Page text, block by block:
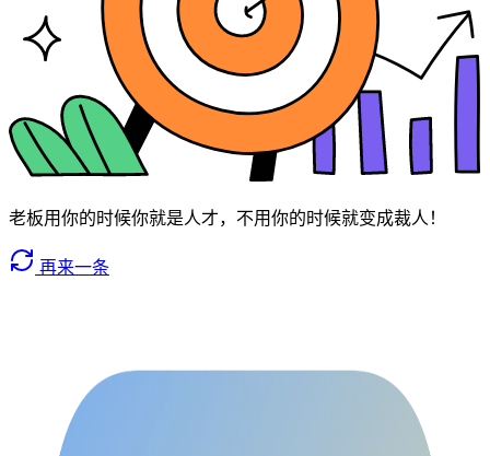
老板用你的时候你就是人才，不用你的时候就变成裁人！
再来一条